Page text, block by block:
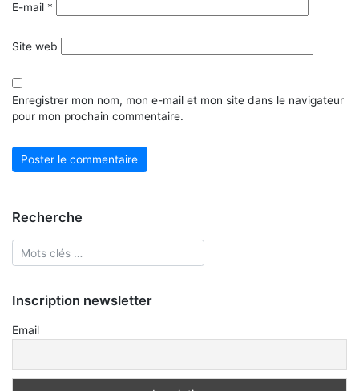
E-mail *
Site web
Enregistrer mon nom, mon e-mail et mon site dans le navigateur
pour mon prochain commentaire.
Recherche
Inscription newsletter
Email